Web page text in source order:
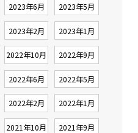
2023年6月 2023年5月
2023年2月 2023年1月
2022年10月 2022年9月
2022年6月 2022年5月
2022年2月 2022年1月
2021年10月 2021年9月